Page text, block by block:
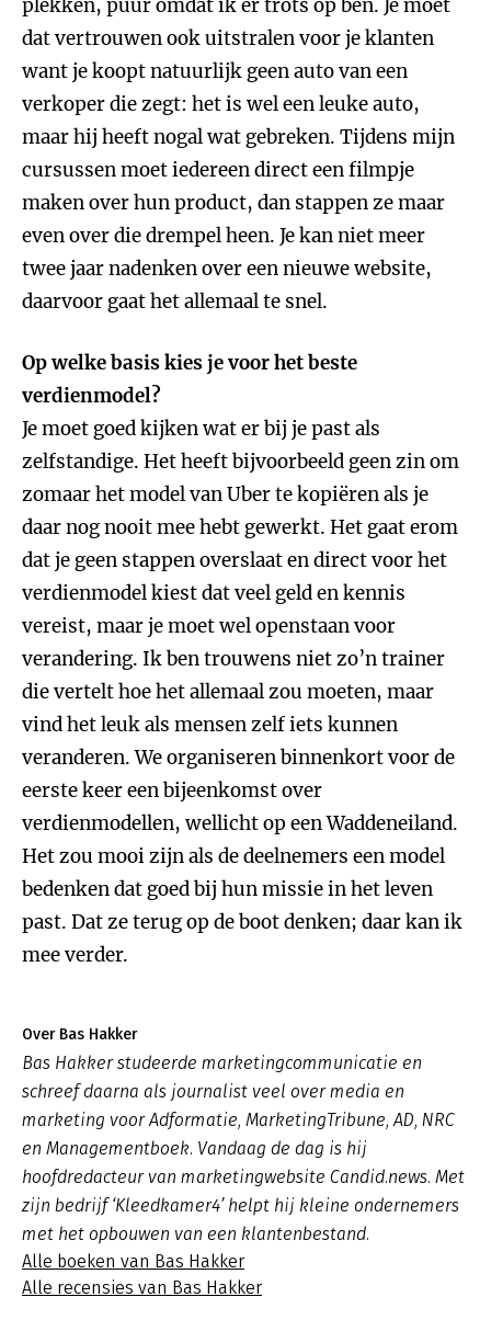
plekken, puur omdat ik er trots op ben. Je moet
dat vertrouwen ook uitstralen voor je klanten
want je koopt natuurlijk geen auto van een
verkoper die zegt: het is wel een leuke auto,
maar hij heeft nogal wat gebreken. Tijdens mijn
cursussen moet iedereen direct een filmpje
maken over hun product, dan stappen ze maar
even over die drempel heen. Je kan niet meer
twee jaar nadenken over een nieuwe website,
daarvoor gaat het allemaal te snel.
Op welke basis kies je voor het beste
verdienmodel?
Je moet goed kijken wat er bij je past als
zelfstandige. Het heeft bijvoorbeeld geen zin om
zomaar het model van Uber te kopiëren als je
daar nog nooit mee hebt gewerkt. Het gaat erom
dat je geen stappen overslaat en direct voor het
verdienmodel kiest dat veel geld en kennis
vereist, maar je moet wel openstaan voor
verandering. Ik ben trouwens niet zo’n trainer
die vertelt hoe het allemaal zou moeten, maar
vind het leuk als mensen zelf iets kunnen
veranderen. We organiseren binnenkort voor de
eerste keer een bijeenkomst over
verdienmodellen, wellicht op een Waddeneiland.
Het zou mooi zijn als de deelnemers een model
bedenken dat goed bij hun missie in het leven
past. Dat ze terug op de boot denken; daar kan ik
mee verder.
Over Bas Hakker
Bas Hakker studeerde marketingcommunicatie en
schreef daarna als journalist veel over media en
marketing voor Adformatie, MarketingTribune, AD, NRC
en Managementboek. Vandaag de dag is hij
hoofdredacteur van marketingwebsite Candid.news. Met
zijn bedrijf ‘Kleedkamer4’ helpt hij kleine ondernemers
met het opbouwen van een klantenbestand.
Alle boeken van Bas Hakker
Alle recensies van Bas Hakker